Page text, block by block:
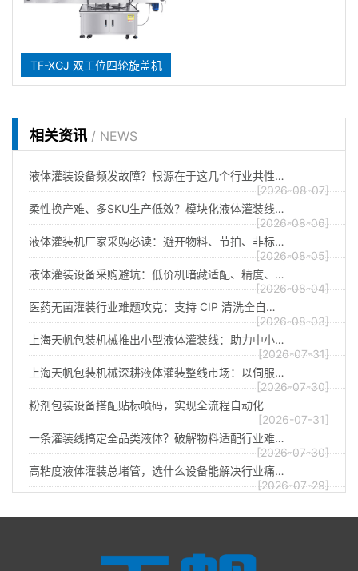
TF-XGJ 双工位四轮旋盖机
相关资讯 / NEWS
液体灌装设备频发故障？根源在于这几个行业共性…
[2026-08-07]
柔性换产难、多SKU生产低效？模块化液体灌装线…
[2026-08-06]
液体灌装机厂家采购必读：避开物料、节拍、非标…
[2026-08-05]
液体灌装设备采购避坑：低价机暗藏适配、精度、…
[2026-08-04]
医药无菌灌装行业难题攻克：支持 CIP 清洗全自…
[2026-08-03]
上海天帆包装机械推出小型液体灌装线：助力中小…
[2026-07-31]
上海天帆包装机械深耕液体灌装整线市场：以伺服…
[2026-07-30]
粉剂包装设备搭配贴标喷码，实现全流程自动化
[2026-07-31]
一条灌装线搞定全品类液体？破解物料适配行业难…
[2026-07-30]
高粘度液体灌装总堵管，选什么设备能解决行业痛…
[2026-07-29]